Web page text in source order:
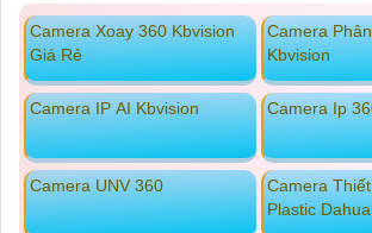
Camera Xoay 360 Kbvision
Giá Rẻ
Camera
Kbvision
Camera IP AI Kbvision Camera Ip
Camera UNV 360
Camera
Plastic Dahua